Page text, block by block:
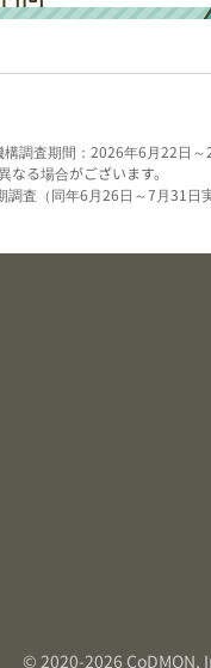
構調査期間：2026年6月22日～
る場合がございます。
査（同年6月26日～7月31
© 2020-2026 CoDMON,